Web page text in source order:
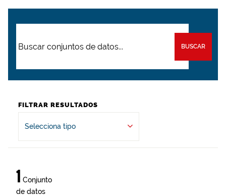
BUSCAR
FILTRAR RESULTADOS
Selecciona tipo
1 Conjunto
de datos